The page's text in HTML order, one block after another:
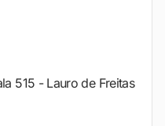
515 - Lauro de Freitas